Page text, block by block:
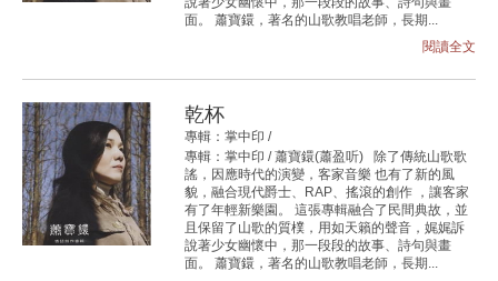
面。 蕭寶鐶，著名的山歌教唱老師，長期...
閱讀全文
乾杯
專輯：掌中印 /
專輯：掌中印 / 蕭寶鐶(蕭盈听) 除了傳統山歌歌
謠，因應時代的演變，客家音樂 也有了新的風
貌，融合現代爵士、RAP、搖滾的創作 ，讓客家
有了年輕新樂園。 這張專輯融合了民間典故，並
且保留了山歌的質樸，用如天籟的聲音，娓娓訴
說著少女幽懷中，那一段段的故事、詩句與畫
面。 蕭寶鐶，著名的山歌教唱老師，長期...